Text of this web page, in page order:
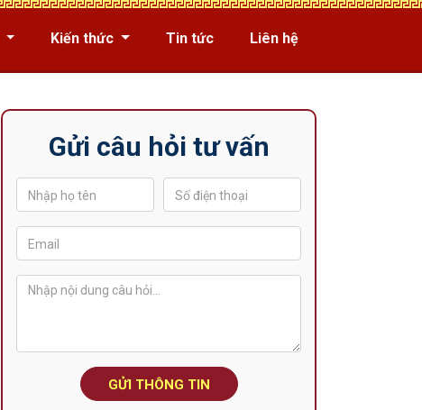
Kiến thức Tin tức Liên hệ
Gửi câu hỏi tư vấn
GỬI THÔNG TIN